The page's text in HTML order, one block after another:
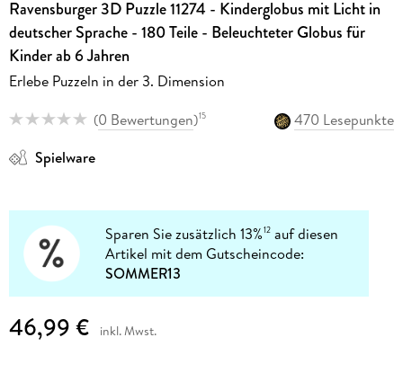
Ravensburger 3D Puzzle 11274 - Kinderglobus mit Licht in
deutscher Sprache - 180 Teile - Beleuchteter Globus für
Kinder ab 6 Jahren
Erlebe Puzzeln in der 3. Dimension
(0 Bewertungen)15
470 Lesepunkte
Spielware
Sparen Sie zusätzlich 13%12 auf diesen
Artikel mit dem Gutscheincode:
SOMMER13
46,99 € inkl. Mwst.